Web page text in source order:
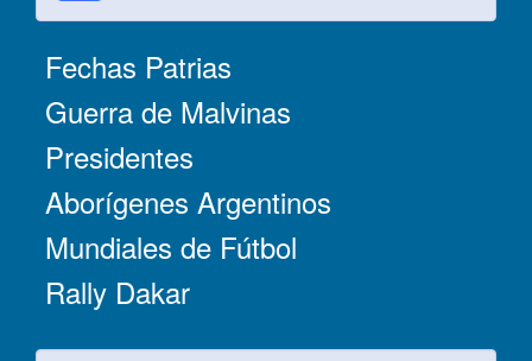
Fechas Patrias
Guerra de Malvinas
Presidentes
Aborígenes Argentinos
Mundiales de Fútbol
Rally Dakar